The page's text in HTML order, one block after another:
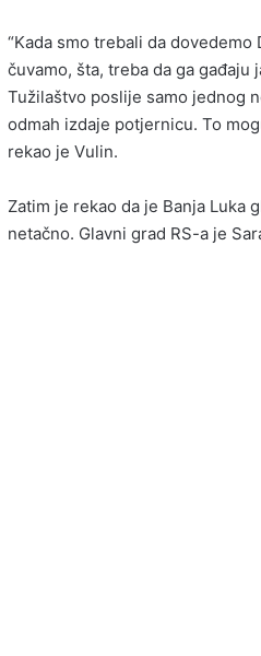
“Kada smo trebali da dovedemo
čuvamo, šta, treba da ga gađaju
Tužilaštvo poslije samo jednog
odmah izdaje potjernicu. To
rekao je Vulin.
Zatim je rekao da je Banja Luka
netačno. Glavni grad RS-a je